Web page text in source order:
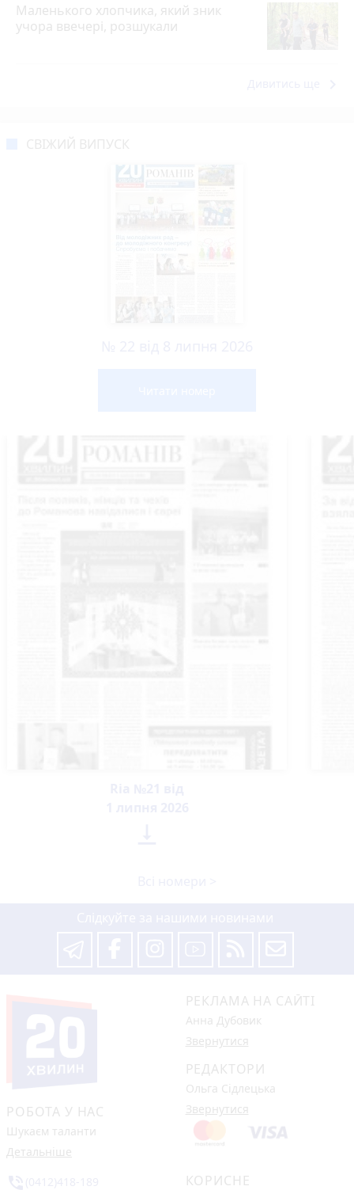
Маленького хлопчика, який зник
учора ввечері, розшукали
РОБОТА У НАС
Шукаєм таланти
Детальніше
РЕКЛАМА НА САЙТІ
Анна Дубовик
Звернутися
РЕДАКТОРИ
Ольга Сідлецька
Звернутися
КОРИСНЕ